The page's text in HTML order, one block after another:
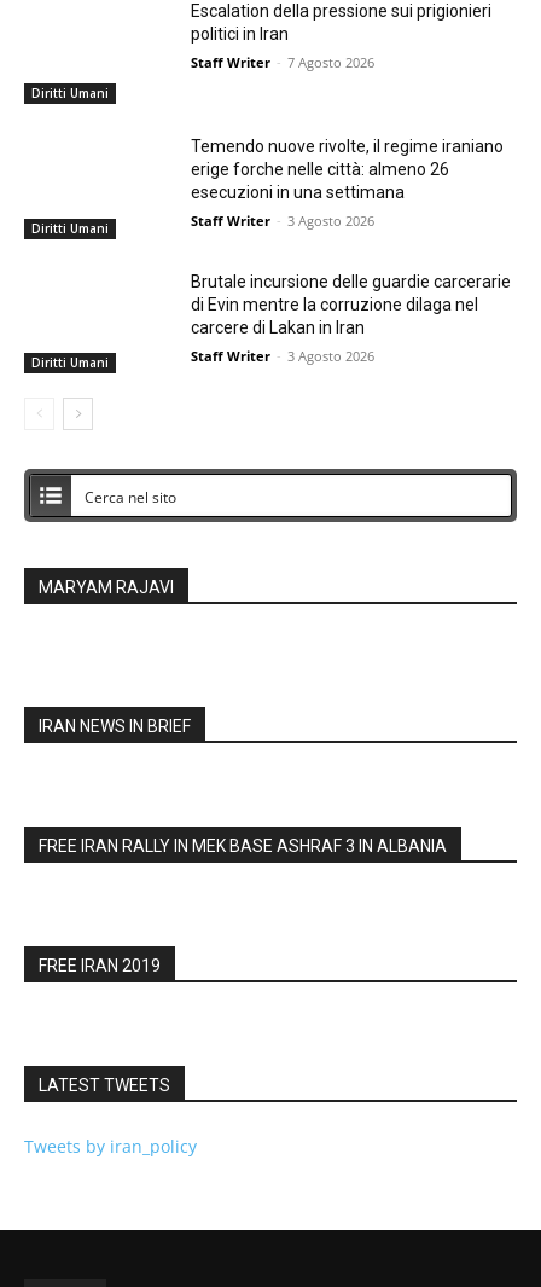
Diritti Umani
Escalation della pressione sui prigionieri
politici in Iran
Staff Writer - 7 Agosto 2026
Diritti Umani
Temendo nuove rivolte, il regime iraniano
erige forche nelle città: almeno 26
esecuzioni in una settimana
Staff Writer - 3 Agosto 2026
Diritti Umani
Brutale incursione delle guardie carcerarie
di Evin mentre la corruzione dilaga nel
carcere di Lakan in Iran
Staff Writer - 3 Agosto 2026
MARYAM RAJAVI
IRAN NEWS IN BRIEF
FREE IRAN RALLY IN MEK BASE ASHRAF 3 IN ALBANIA
FREE IRAN 2019
LATEST TWEETS
Tweets by iran_policy